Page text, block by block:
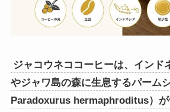
ジャコウネココーヒーは、インド
やジャワ島の森に生息するパーム
Paradoxurus hermaphroditus）が